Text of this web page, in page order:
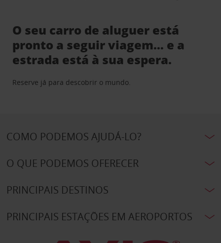
O seu carro de aluguer está
pronto a seguir viagem… e a
estrada está à sua espera.
Reserve já para descobrir o mundo.
COMO PODEMOS AJUDÁ-LO?
O QUE PODEMOS OFERECER
PRINCIPAIS DESTINOS
PRINCIPAIS ESTAÇÕES EM AEROPORTOS